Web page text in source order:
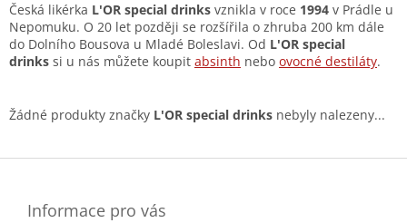
Česká likérka L'OR special drinks vznikla v roce 1994 v Prádle u
Nepomuku. O 20 let později se rozšířila o zhruba 200 km dále
do Dolního Bousova u Mladé Boleslavi. Od L'OR special
drinks si u nás můžete koupit absinth nebo ovocné destiláty.
Žádné produkty značky L'OR special drinks nebyly nalezeny...
Informace pro vás